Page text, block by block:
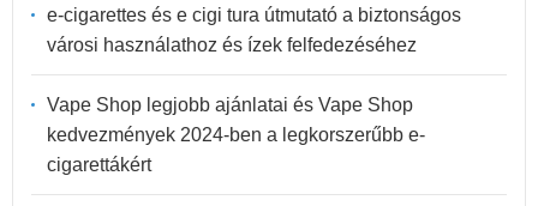
e-cigarettes és e cigi tura útmutató a biztonságos
városi használathoz és ízek felfedezéséhez
Vape Shop legjobb ajánlatai és Vape Shop
kedvezmények 2024-ben a legkorszerűbb e-
cigarettákért